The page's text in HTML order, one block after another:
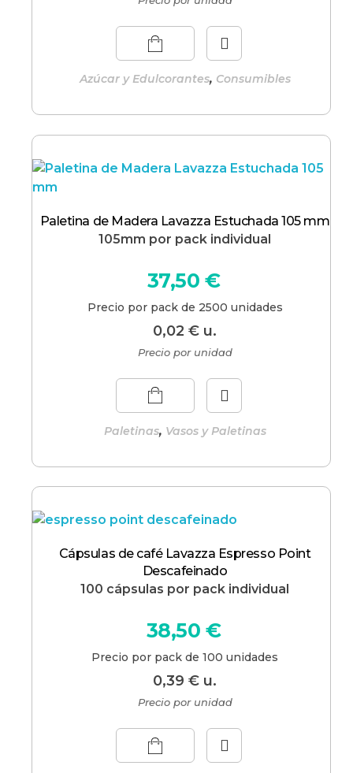
Azúcar y Edulcorantes, Consumibles
Paletina de Madera Lavazza Estuchada 105 mm
105mm por pack individual
0,02€ u.
37,50 €
Precio por pack de 2500 unidades
Paletinas, Vasos y Paletinas
Precio por unidad
Cápsulas de café Lavazza Espresso Point
Descafeinado
100 cápsulas por pack individual
0,39€ u.
38,50 €
Precio por pack de 100 unidades
Precio por unidad